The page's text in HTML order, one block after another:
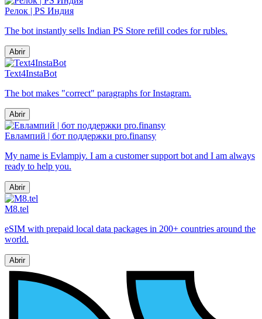
Релок | PS Индия
The bot instantly sells Indian PS Store refill codes for rubles.
Abrir
Text4InstaBot
The bot makes "correct" paragraphs for Instagram.
Abrir
Евлампий | бот поддержки pro.finansy
My name is Evlampiy. I am a customer support bot and I am always
ready to help you.
Abrir
M8.tel
eSIM with prepaid local data packages in 200+ countries around the
world.
Abrir